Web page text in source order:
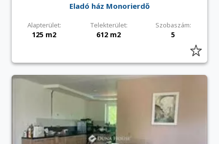
Eladó ház Monorierdő
Alapterület: Telekterület: Szobaszám:
125 m2 612 m2 5